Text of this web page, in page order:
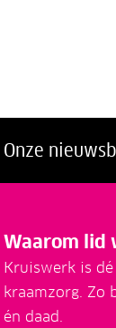
op
Onze
Waarom lid
Kruiswerk is
kraamzorg. Zo
én daad.